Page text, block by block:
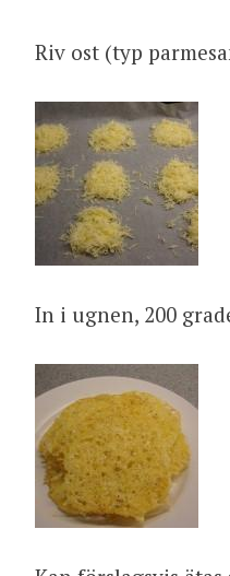
Riv ost (typ
In i ugnen, 200